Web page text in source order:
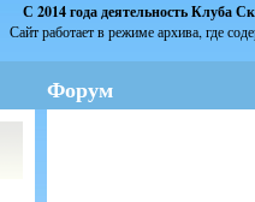
С 2014 года деятельность Клуба
Сайт работает в режиме архива, где
Форум